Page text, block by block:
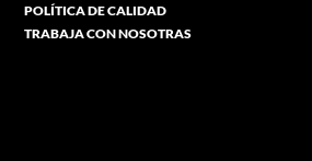
POLÍTICA DE CALIDAD
TRABAJA CON NOSOTRAS